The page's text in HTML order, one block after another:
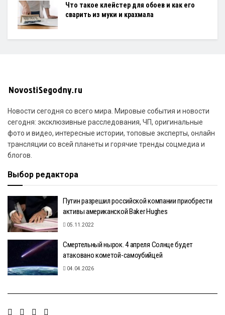
Что такое клейстер для обоев и как его
сварить из муки и крахмала
Новости сегодня со всего мира. Мировые события и новости
сегодня: эксклюзивные расследования, ЧП, оригинальные
фото и видео, интересные истории, топовые эксперты, онлайн
трансляции со всей планеты и горячие тренды соцмедиа и
блогов.
Выбор редактора
Путин разрешил российской компании приобрести
активы американской Baker Hughes
05.11.2022
Смертельный нырок. 4 апреля Солнце будет
атаковано кометой-самоубийцей
04.04.2026